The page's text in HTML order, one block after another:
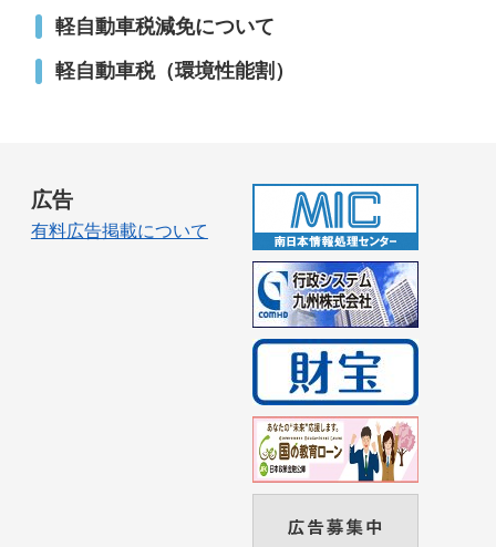
軽自動車税減免について
軽自動車税（環境性能割）
広告
有料広告掲載について